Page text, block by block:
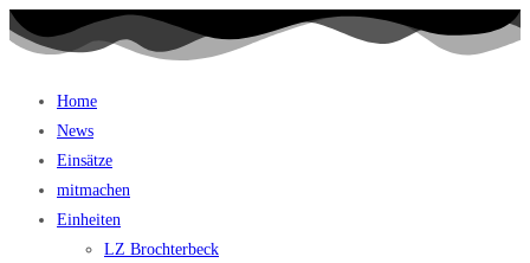
Home
News
Einsätze
mitmachen
Einheiten
LZ Brochterbeck